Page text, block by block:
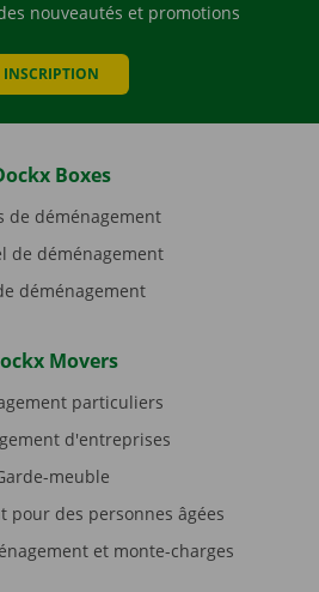
nouveautés et promotions
INSCRIPTION
Boxes
de déménagement
de déménagement
déménagement
Movers
particuliers
d'entreprises
meuble
pour des personnes âgées
et monte-charges